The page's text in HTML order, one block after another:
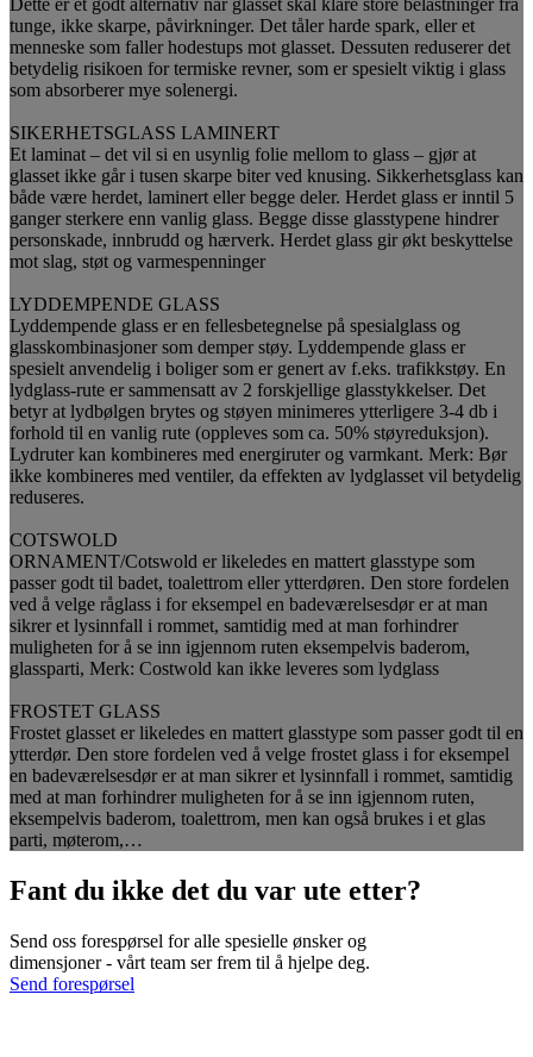
tunge, ikke skarpe, påvirkninger. Det tåler harde spark, eller et
menneske som faller hodestups mot glasset. Dessuten reduserer det
betydelig risikoen for termiske revner, som er spesielt viktig i glass
som absorberer mye solenergi.
SIKERHETSGLASS LAMINERT
Et laminat – det vil si en usynlig folie mellom to glass – gjør at
glasset ikke går i tusen skarpe biter ved knusing. Sikkerhetsglass kan
både være herdet, laminert eller begge deler. Herdet glass er inntil 5
ganger sterkere enn vanlig glass. Begge disse glasstypene hindrer
personskade, innbrudd og hærverk. Herdet glass gir økt beskyttelse
mot slag, støt og varmespenninger
LYDDEMPENDE GLASS
Lyddempende glass er en fellesbetegnelse på spesialglass og
glasskombinasjoner som demper støy. Lyddempende glass er
spesielt anvendelig i boliger som er genert av f.eks. trafikkstøy. En
lydglass-rute er sammensatt av 2 forskjellige glasstykkelser. Det
betyr at lydbølgen brytes og støyen minimeres ytterligere 3-4 db i
forhold til en vanlig rute (oppleves som ca. 50% støyreduksjon).
Lydruter kan kombineres med energiruter og varmkant. Merk: Bør
ikke kombineres med ventiler, da effekten av lydglasset vil betydelig
reduseres.
COTSWOLD
ORNAMENT/Cotswold er likeledes en mattert glasstype som
passer godt til badet, toalettrom eller ytterdøren. Den store fordelen
ved å velge råglass i for eksempel en badeværelsesdør er at man
sikrer et lysinnfall i rommet, samtidig med at man forhindrer
muligheten for å se inn igjennom ruten eksempelvis baderom,
glassparti, Merk: Costwold kan ikke leveres som lydglass
FROSTET GLASS
Frostet glasset er likeledes en mattert glasstype som passer godt til en
ytterdør. Den store fordelen ved å velge frostet glass i for eksempel
en badeværelsesdør er at man sikrer et lysinnfall i rommet, samtidig
med at man forhindrer muligheten for å se inn igjennom ruten,
eksempelvis baderom, toalettrom, men kan også brukes i et glas
parti, møterom,…
Fant du ikke det du var ute etter?
Send oss forespørsel for alle spesielle ønsker og
dimensjoner - vårt team ser frem til å hjelpe deg.
Send forespørsel